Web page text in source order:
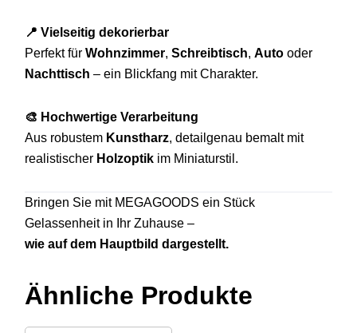
📍 Vielseitig dekorierbar
Perfekt für Wohnzimmer, Schreibtisch, Auto oder
Nachttisch – ein Blickfang mit Charakter.
🎨 Hochwertige Verarbeitung
Aus robustem Kunstharz, detailgenau bemalt mit
realistischer Holzoptik im Miniaturstil.
Bringen Sie mit MEGAGOODS ein Stück
Gelassenheit in Ihr Zuhause –
wie auf dem Hauptbild dargestellt.
Ähnliche Produkte